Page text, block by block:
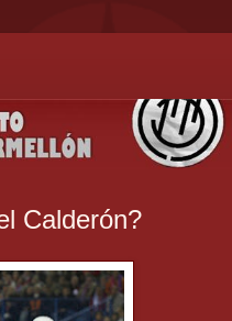
Calderón?